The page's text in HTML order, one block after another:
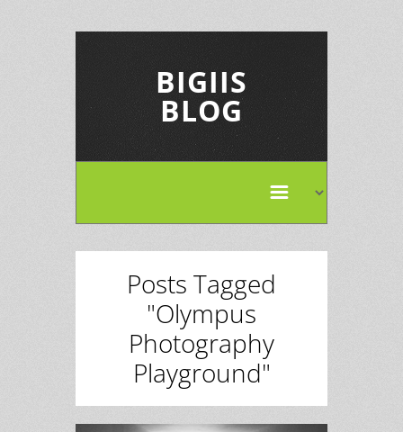
BIGIIS
BLOG
Posts Tagged
"Olympus
Photography
Playground"